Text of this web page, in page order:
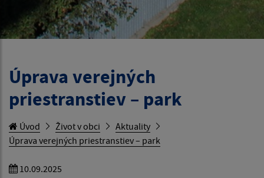
Úprava verejných
priestranstiev – park
Úvod Život v obci
Aktuality
Úprava verejných priestranstiev – park
10.09.2025